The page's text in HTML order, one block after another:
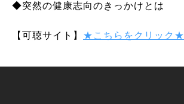
◆突然の健康志向のきっかけとは
【可聴サイト】 ★こちらをクリック★